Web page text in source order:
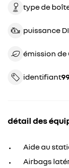
type de
puissance
émission de
identifiant
détail des
Aide au
Airbags